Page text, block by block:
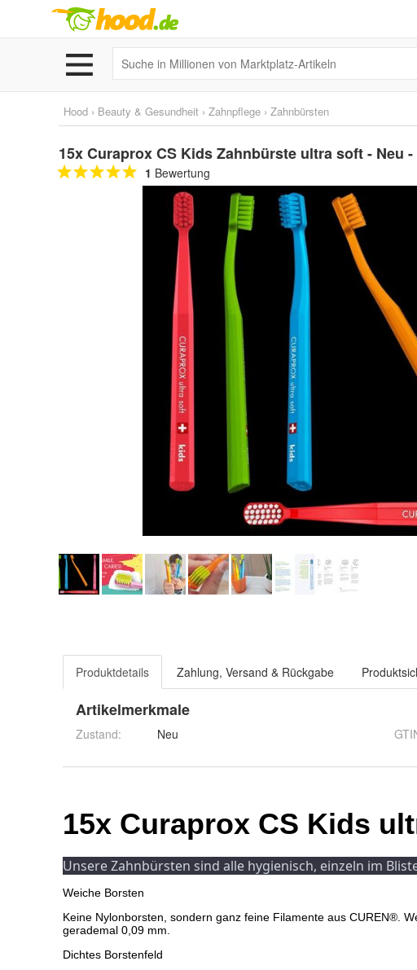
Hood › Beauty & Gesundheit › Zahnpflege › Zahnbürsten
15x Curaprox CS Kids Zahnbürste ultra soft - Neu
1 Bewertung
Produktdetails Zahlung, Versand & Rückgabe
Artikelmerkmale
Zustand: Neu